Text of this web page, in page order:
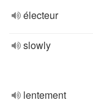
électeur
slowly
lentement